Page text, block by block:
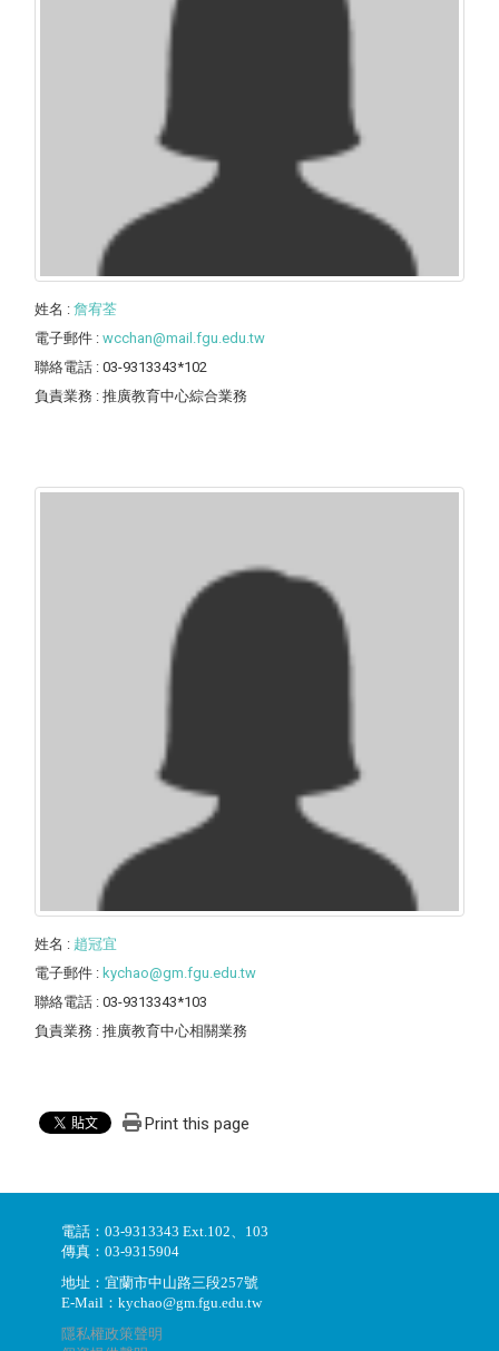
姓名 : 詹宥荃
電子郵件 : wcchan@mail.fgu.edu.tw
聯絡電話 : 03-9313343*102
負責業務 : 推廣教育中心綜合業務
姓名 : 趙冠宜
電子郵件 : kychao@gm.fgu.edu.tw
聯絡電話 : 03-9313343*103
負責業務 : 推廣教育中心相關業務
Print this page
電話：03-9313343 Ext.102、103
傳真：03-9315904
地址：宜蘭市中山路三段257號
E-Mail：kychao@gm.fgu.edu.tw
隱私權政策聲明